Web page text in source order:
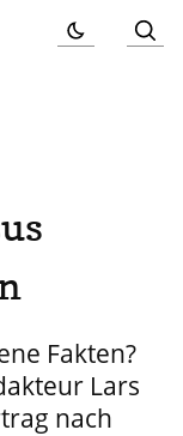
Fakten?
Lars
nach